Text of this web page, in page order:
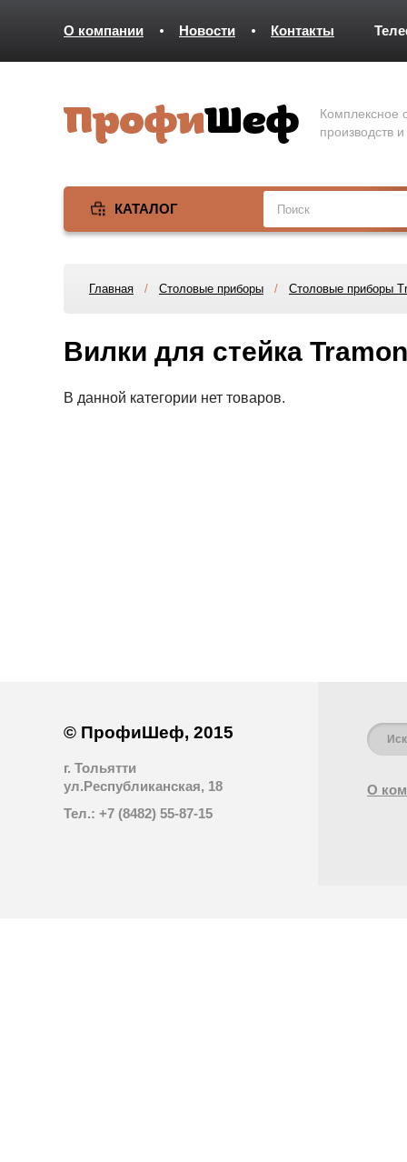
О компании Новости Контакты
Комплексное
производств
КАТАЛОГ
Главная / Столовые приборы / Столовые приборы
Вилки для стейка
В данной категории нет товаров.
© ПрофиШеф, 2015
г. Тольятти
ул.Республиканская, 18
Тел.: +7 (8482) 55-87-15
О